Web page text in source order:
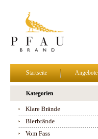
Startseite Angebote
Kategorien
Klare Brände
Bierbrände
Vom Fass